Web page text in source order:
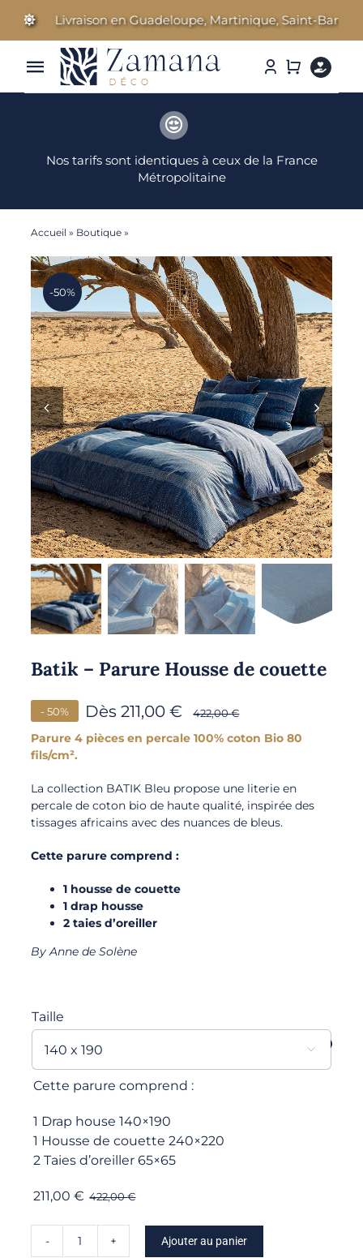
Livraison en Guadeloupe, Martinique, Saint-
Toggle
Parfums d’ambiance
Cosmétiques Bien-être
Idées Cadeaux
Nos marques
Nos tarifs sont identiques à ceux de la France
Métropolitaine
Accueil » Boutique»
-50%
Batik – Parure Housse de couette
Dès211,00€ 422,00€
- 50%
Parure 4 pièces en percale 100% coton Bio 80
fils/cm².
La collection BATIK Bleu propose une literie en
percale de coton bio de haute qualité, inspirée des
tissages africains avec des nuances de bleus.
Cette parure comprend :
1 housse de couette
1 drap housse
2 taies d’oreiller
By Anne de Solène
Taille

Cette parure comprend :
1 Drap house 140×190
1 Housse de couette 240×220
2 Taies d’oreiller 65×65
422,00€
211,00 €
quantité
Ajouter au panier